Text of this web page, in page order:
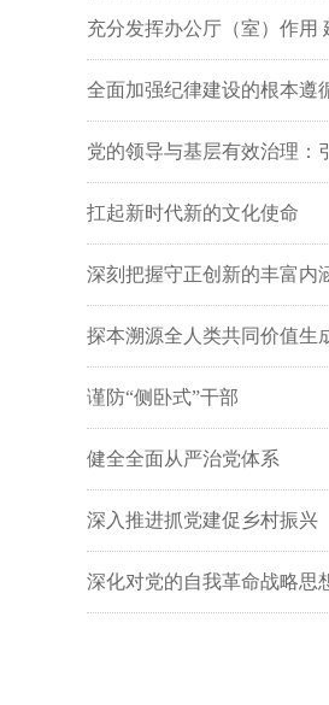
充分发挥办公厅（室）作用
全面加强纪律建设的根本遵
党的领导与基层有效治理：
扛起新时代新的文化使命
深刻把握守正创新的丰富内
探本溯源全人类共同价值生
谨防“侧卧式”干部
健全全面从严治党体系
深入推进抓党建促乡村振兴
深化对党的自我革命战略思